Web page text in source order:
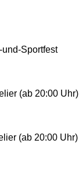
Sportfest
(ab 20:00 Uhr)
(ab 20:00 Uhr)